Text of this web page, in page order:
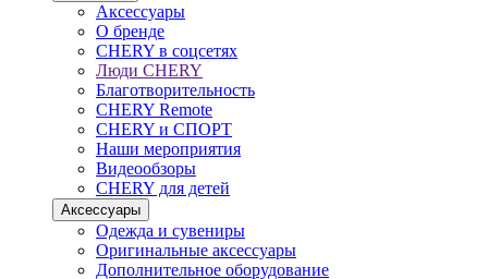
Аксессуары
О бренде
CHERY в соцсетях
Люди CHERY
Благотворительность
CHERY Remote
CHERY и СПОРТ
Наши мероприятия
Видеообзоры
CHERY для детей
Аксессуары
Одежда и сувениры
Оригинальные аксессуары
Дополнительное оборудование